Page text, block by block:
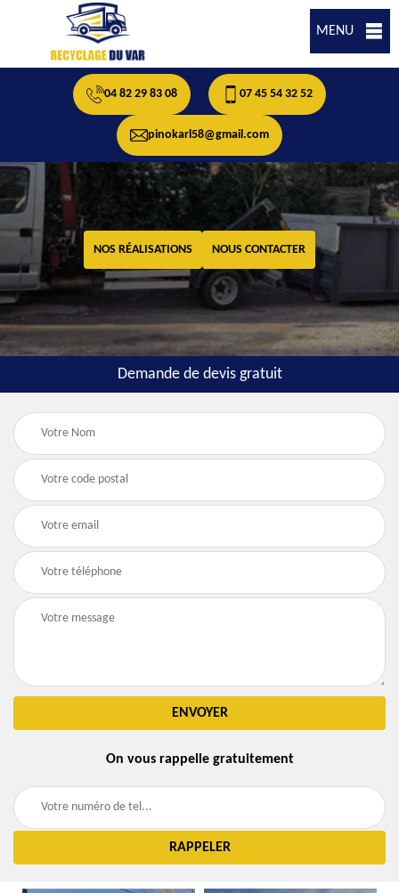
MENU
04 82 29 83 08 07 45 54 32 52
pinokarl58@gmail.com
NOS RÉALISATIONS NOUS CONTACTER
Demande de devis gratuit
On vous rappelle gratuitement